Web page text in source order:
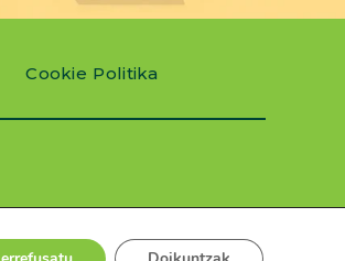
Cookie Politika